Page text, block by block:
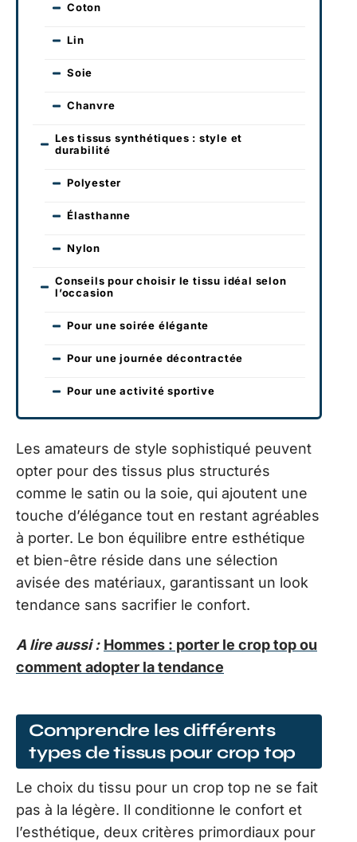
Coton
Lin
Soie
Chanvre
Les tissus synthétiques : style et
durabilité
Polyester
Élasthanne
Nylon
Conseils pour choisir le tissu idéal selon
l’occasion
Pour une soirée élégante
Pour une journée décontractée
Pour une activité sportive
Les amateurs de style sophistiqué peuvent
opter pour des tissus plus structurés
comme le satin ou la soie, qui ajoutent une
touche d’élégance tout en restant agréables
à porter. Le bon équilibre entre esthétique
et bien-être réside dans une sélection
avisée des matériaux, garantissant un look
tendance sans sacrifier le confort.
A lire aussi : Hommes : porter le crop top ou
comment adopter la tendance
Comprendre les différents
types de tissus pour crop top
Le choix du tissu pour un crop top ne se fait
pas à la légère. Il conditionne le confort et
l’esthétique, deux critères primordiaux pour